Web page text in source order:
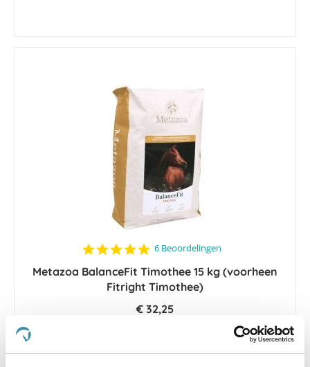
5.0
rating
6 Beoordelingen
Metazoa BalanceFit Timothee 15 kg (voorheen
Fitright Timothee)
€ 32,25